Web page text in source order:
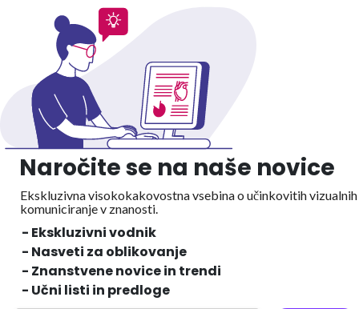
Naročite se na naše novice
Ekskluzivna visokokakovostna vsebina o učinkovitih vizualnih
komuniciranje v znanosti.
- Ekskluzivni vodnik
- Nasveti za oblikovanje
- Znanstvene novice in trendi
- Učni listi in predloge